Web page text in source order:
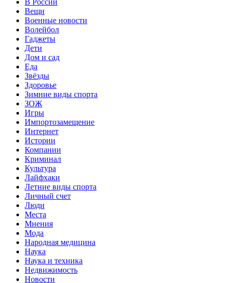
В России
Вещи
Военные новости
Волейбол
Гаджеты
Дети
Дом и сад
Еда
Звёзды
Здоровье
Зимние виды спорта
ЗОЖ
Игры
Импортозамещение
Интернет
Истории
Компании
Криминал
Культура
Лайфхаки
Летние виды спорта
Личный счет
Люди
Места
Мнения
Мода
Народная медицина
Наука
Наука и техника
Недвижимость
Новости